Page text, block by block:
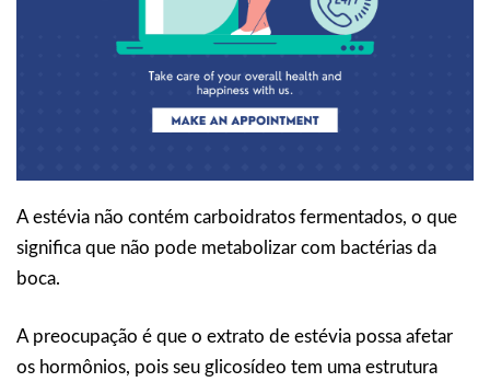
A estévia não contém carboidratos fermentados, o que
significa que não pode metabolizar com bactérias da
boca.
A preocupação é que o extrato de estévia possa afetar
os hormônios, pois seu glicosídeo tem uma estrutura